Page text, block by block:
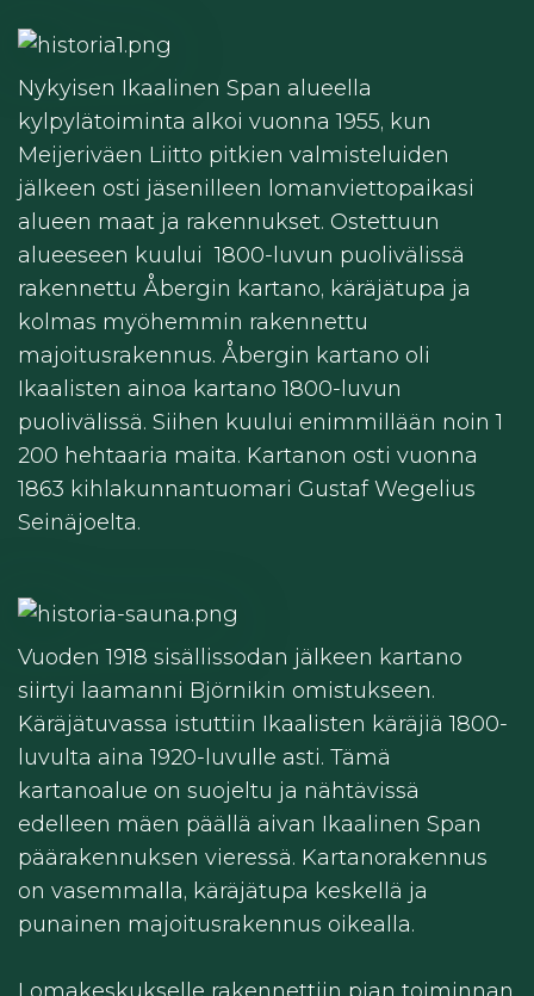
Nykyisen Ikaalinen Span alueella
kylpylätoiminta alkoi vuonna 1955, kun
Meijeriväen Liitto pitkien valmisteluiden
jälkeen osti jäsenilleen lomanviettopaikasi
alueen maat ja rakennukset. Ostettuun
alueeseen kuului 1800-luvun puolivälissä
rakennettu Åbergin kartano, käräjätupa ja
kolmas myöhemmin rakennettu
majoitusrakennus. Åbergin kartano oli
Ikaalisten ainoa kartano 1800-luvun
puolivälissä. Siihen kuului enimmillään noin 1
200 hehtaaria maita. Kartanon osti vuonna
1863 kihlakunnantuomari Gustaf Wegelius
Seinäjoelta.
Vuoden 1918 sisällissodan jälkeen kartano
siirtyi laamanni Björnikin omistukseen.
Käräjätuvassa istuttiin Ikaalisten käräjiä 1800-
luvulta aina 1920-luvulle asti. Tämä
kartanoalue on suojeltu ja nähtävissä
edelleen mäen päällä aivan Ikaalinen Span
päärakennuksen vieressä. Kartanorakennus
on vasemmalla, käräjätupa keskellä ja
punainen majoitusrakennus oikealla.
Lomakeskukselle rakennettiin pian toiminnan